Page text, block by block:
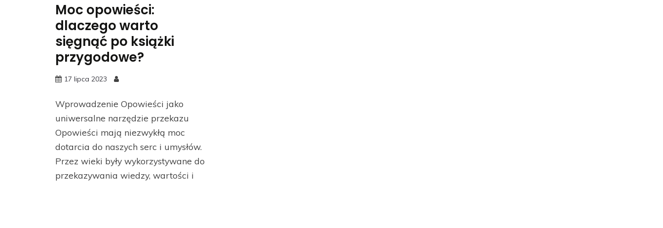
Moc opowieści:
dlaczego warto
sięgnąć po książki
przygodowe?
17 lipca 2023
Wprowadzenie Opowieści jako
uniwersalne narzędzie przekazu
Opowieści mają niezwykłą moc
dotarcia do naszych serc i umysłów.
Przez wieki były wykorzystywane do
przekazywania wiedzy, wartości i